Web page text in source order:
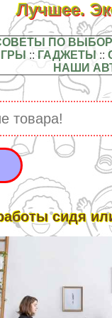
Лучшее.
ПО
:: ГАДЖЕТЫ ::
НАШИ
сидя